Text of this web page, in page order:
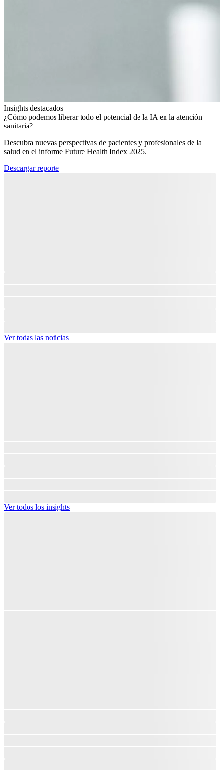
Insights destacados
¿Cómo podemos liberar todo el potencial de la IA en la atención
sanitaria?​
Descubra nuevas perspectivas de pacientes y profesionales de la
salud en el informe Future Health Index 2025.​
Descargar reporte
Ver todas las noticias
Ver todos los insights